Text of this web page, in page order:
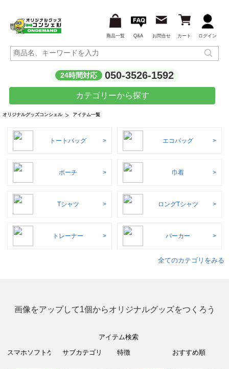
商品一覧 Q&A お問合せ カート ログイン
24時間対応 050-3526-1592
カテゴリーから探す
オリジナルグッズコンシェル アイテム一覧
トートバッグ エコバッグ
ポーチ 巾着
Tシャツ ロングTシャツ
トレーナー パーカー
全てのカテゴリをみる
画像をアップして1個からオリジナルグッズをつくろう
アイテム検索